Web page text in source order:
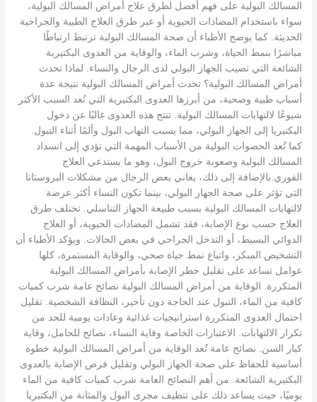
المسالك البولية على فهم أفضل لطرق علاج أمراض المسالك البولية،
سواء باستخدام المضادات الحيوية أو عبر طرق العلاج الطبية والجراحية
الحديثة. كما يوضح الأطباء أن صحة المسالك البولية ترتبط ارتباطًا
مباشرًا بنمط الحياة، وشرب الماء، والوقاية من العدوى البكتيرية
الشائعة التي تصيب الجهاز البولي لدى الرجال والنساء. لماذا تحدث
أمراض المسالك البولية؟ تحدث أمراض المسالك البولية نتيجة عدة
أسباب طبية وصحية، من أبرزها العدوى البكتيرية التي تُعد السبب الأكثر
شيوعًا لالتهابات المسالك البولية. تنتج هذه العدوى غالبًا عن دخول
البكتيريا إلى الجهاز البولي، مما يسبب التهاب البول وألمًا أثناء التبول.
كما تُعد الحصوات البولية من الأسباب المهمة التي تؤدي إلى انسداد
المسالك البولية وصعوبة خروج البول، وهو ما يستدعي العلاج
الفوري.بالإضافة إلى ذلك، يعاني بعض الرجال من مشكلات البروستاتا
التي تؤثر على صحة الجهاز البولي، بينما تكون النساء أكثر عرضة
لالتهابات المسالك البولية بسبب طبيعة الجهاز التناسلي. تختلف طرق
العلاج حسب نوع الإصابة، فقد تشمل المضادات الحيوية، أو العلاج
الدوائي البسيط، أو التدخل الجراحي في بعض الحالات. ويؤكد الأطباء أن
التشخيص المبكر، واتباع نمط حياة صحي، والوقاية المستمرة، كلها
عوامل تساعد على تقليل خطر الإصابة بأمراض المسالك البولية
المتكررة. الوقاية من أمراض المسالك البولية نصائح عامة شرب كميات
كافية من الماء، التبول عند الحاجة دون تأخير، النظافة الشخصية. تقليل
احتمال العدوى المتكررة استراتيجيات غذائية وعادات يومية للحد من
تكرار الالتهابات. الاعتبارات الخاصة وقاية النساء، نصائح للحامل، وقاية
كبار السن. نصائح عامة تُعد الوقاية من أمراض المسالك البولية خطوة
أساسية للحفاظ على صحة الجهاز البولي وتقليل فرص الإصابة بالعدوى
البكتيرية الشائعة. من أهم النصائح العامة شرب كميات كافية من الماء
يوميًا، حيث يساعد ذلك على تنظيف مجرى البول والمثانة من البكتيريا